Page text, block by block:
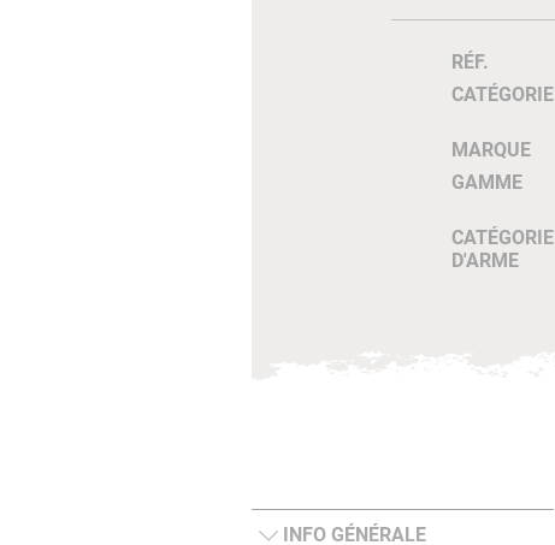
RÉF.
CATÉGORIE
MARQUE
GAMME
CATÉGORIE
D'ARME
INFO GÉNÉRALE